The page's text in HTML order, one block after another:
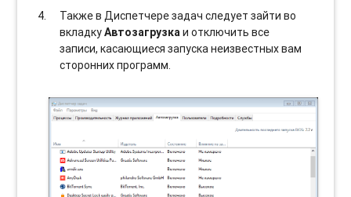
Также в Диспетчере задач следует зайти во
вкладкуАвтозагрузкаи отключить все
записи, касающиеся запуска неизвестных вам
сторонних программ.